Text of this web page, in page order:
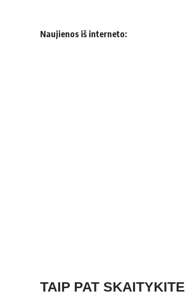
Naujienos iš interneto:
TAIP PAT SKAITYKITE